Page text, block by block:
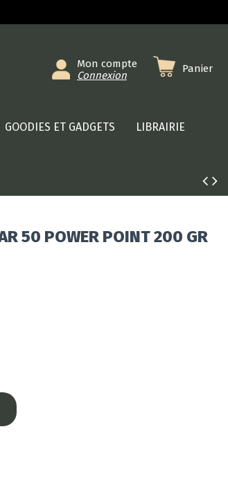
Mon compte
Connexion
Panier
GOODIES ET GADGETS
LIBRAIRIE
50 POWER POINT 200 GR